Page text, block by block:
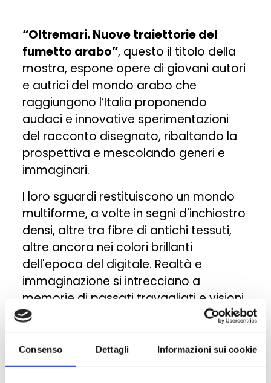
Consenso Dettagli Informazioni sui cookie
“Oltremari. Nuove traiettorie del
fumetto arabo”, questo il titolo della
mostra, espone opere di giovani autori
e autrici del mondo arabo che
raggiungono l’Italia proponendo
audaci e innovative sperimentazioni
del racconto disegnato, ribaltando la
prospettiva e mescolando generi e
immaginari.
I loro sguardi restituiscono un mondo
multiforme, a volte in segni d'inchiostro
densi, altre tra fibre di antichi tessuti,
altre ancora nei colori brillanti
dell'epoca del digitale. Realtà e
immaginazione si intrecciano a
memorie di passati travagliati e visioni
di futuri distopici, sogni di libertà
infranti, incubi e desideri.
Le loro storie attraversano più di un